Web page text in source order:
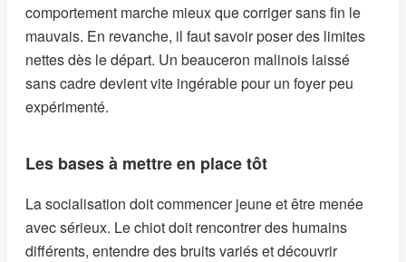
comportement marche mieux que corriger sans fin le
mauvais. En revanche, il faut savoir poser des limites
nettes dès le départ. Un beauceron malinois laissé
sans cadre devient vite ingérable pour un foyer peu
expérimenté.
Les bases à mettre en place tôt
La socialisation doit commencer jeune et être menée
avec sérieux. Le chiot doit rencontrer des humains
différents, entendre des bruits variés et découvrir